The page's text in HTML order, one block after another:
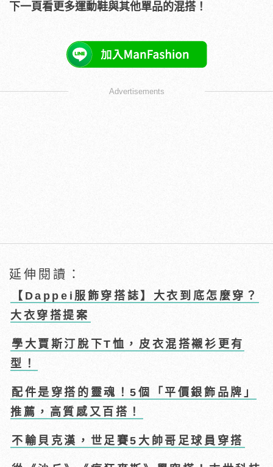
下一頁看更多運動鞋與其他單品的混搭！
Advertisements
延伸閱讀：
【Dappei服飾穿搭誌】大衣到底怎麼穿？
大衣穿搭提案
學大賈斯汀脫下T恤，皮衣混搭襯衫更有
型！
配件是穿搭的靈魂！5個「平價銀飾品牌」
推薦，高質感又百搭！
不輸貝克漢，世足賽5大帥哥足球員穿搭